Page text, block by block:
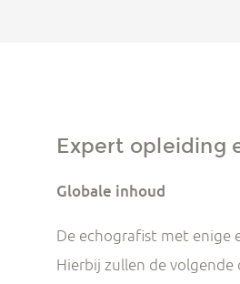
Expert opleiding
Globale inhoud
De echografist met enige
Hierbij zullen de